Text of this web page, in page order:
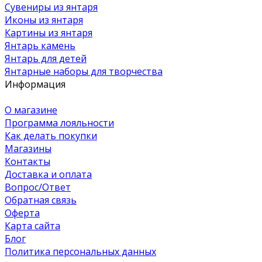
Сувениры из янтаря
Иконы из янтаря
Картины из янтаря
Янтарь камень
Янтарь для детей
Янтарные наборы для творчества
Информация
О магазине
Программа лояльности
Как делать покупки
Магазины
Контакты
Доставка и оплата
Вопрос/Ответ
Обратная связь
Оферта
Карта сайта
Блог
Политика персональных данных